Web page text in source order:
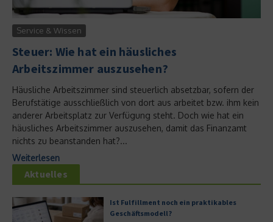
Service & Wissen
Steuer: Wie hat ein häusliches
Arbeitszimmer auszusehen?
Häusliche Arbeitszimmer sind steuerlich absetzbar, sofern der
Berufstätige ausschließlich von dort aus arbeitet bzw. ihm kein
anderer Arbeitsplatz zur Verfügung steht. Doch wie hat ein
häusliches Arbeitszimmer auszusehen, damit das Finanzamt
nichts zu beanstanden hat?...
Weiterlesen
Aktuelles
Ist Fulfillment noch ein praktikables
Geschäftsmodell?